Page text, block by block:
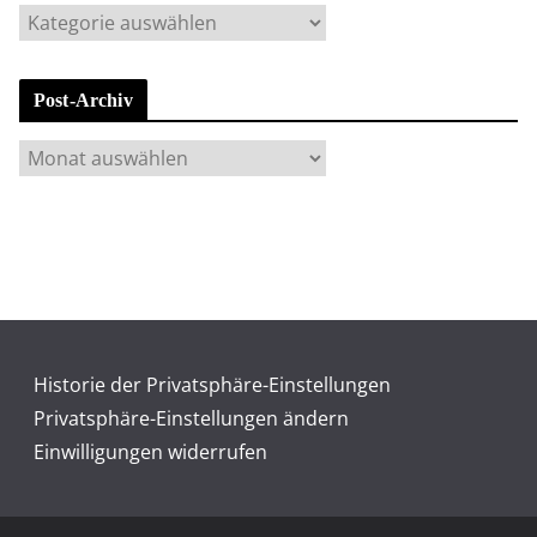
t
g
Post-Archiv
Historie der Privatsphäre-Einstellungen
Privatsphäre-Einstellungen ändern
Einwilligungen widerrufen